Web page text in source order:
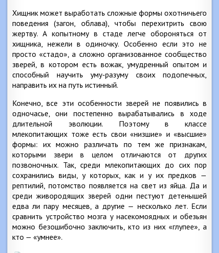
Хищник может выработать сложные формы охотничьего
поведения (загон, облава), чтобы перехитрить свою
жертву. А копытному в стаде легче обороняться от
хищника, нежели в одиночку. Особенно если это не
просто «стадо», а сложно организованное сообщество
зверей, в котором есть вожак, умудренный опытом и
способный научить уму-разуму своих подопечных,
направить их на путь истинный.
Конечно, все эти особенности зверей не появились в
одночасье, они постепенно вырабатывались в ходе
длительной эволюции. Поэтому в классе
млекопитающих тоже есть свои «низшие» и «высшие»
формы: их можно различать по тем же признакам,
которыми звери в целом отличаются от других
позвоночных. Так, среди млекопитающих до сих пор
сохранились виды, у которых, как и у их предков —
рептилий, потомство появляется на свет из яйца. Да и
среди живородящих зверей одни пестуют детенышей
едва ли пару месяцев, а другие — несколько лет. Если
сравнить устройство мозга у насекомоядных и обезьян
можно безошибочно заключить, кто из них «глупее», а
кто — «умнее».